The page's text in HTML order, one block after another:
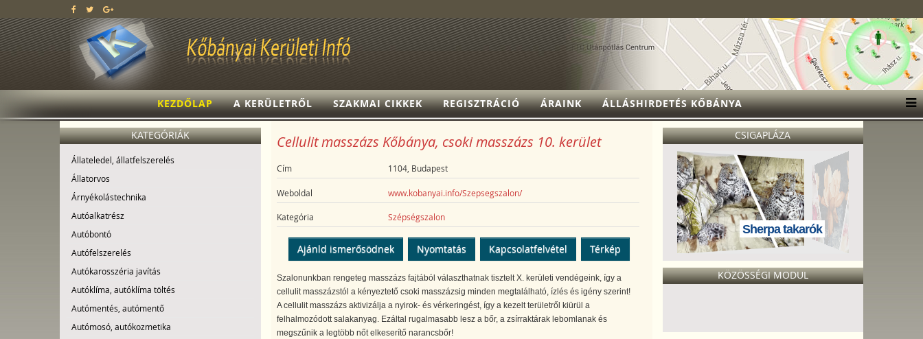
KEZDŐLAP A KERÜLETRŐL SZAKMAI CIKKEK REGISZTRÁCIÓ ÁRAINK ÁLLÁSHIRDETÉS KŐBÁNYA
KATEGÓRIÁK
Állateledel, állatfelszerelés
Állatorvos
Árnyékolástechnika
Autóalkatrész
Autóbontó
Autófelszerelés
Autókarosszéria javítás
Autóklíma, autóklíma töltés
Autómentés, autómentő
Autómosó, autókozmetika
Cellulit masszázs Kőbánya, csoki masszázs 10. kerület
Cím 1104, Budapest
Weboldal www.kobanyai.info/Szepsegszalon/
Kategória Szépségszalon
Ajánld ismerősödnek Nyomtatás Kapcsolatfelvétel Térkép
Szalonunkban rengeteg masszázs fajtából választhatnak tisztelt X. kerületi vendégeink, így a
cellulit masszázstól a kényeztető csoki masszázsig minden megtalálható, ízlés és igény szerint!
A cellulit masszázs aktivizálja a nyirok- és vérkeringést, így a kezelt területről kiürül a
felhalmozódott salakanyag. Ezáltal rugalmasabb lesz a bőr, a zsírraktárak lebomlanak és
megszűnik a legtöbb nőt elkeserítő narancsbőr!
CSIGAPLÁZA
Sherpa takarók
KÖZÖSSÉGI MODUL